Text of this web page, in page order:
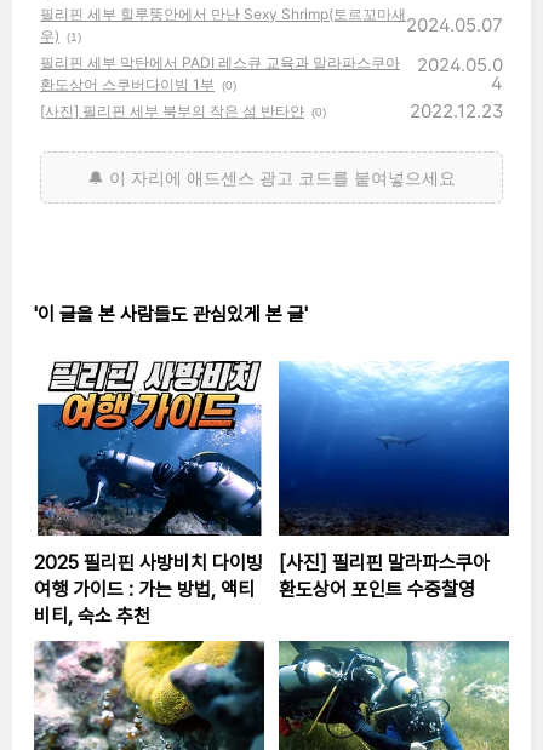
필리핀 세부 힐루뚱안에서 만난 Sexy Shrimp(토르꼬마새
우)
(1)
2024.05.07
필리핀 세부 막탄에서 PADI 레스큐 교육과 말라파스쿠아
환도상어 스쿠버다이빙 1부
(0)
2024.05.0
4
[사진] 필리핀 세부 북부의 작은 섬 반타얀 (0) 2022.12.23
'이 글을 본 사람들도 관심있게 본 글'
2025 필리핀 사방비치 다이빙
여행 가이드 : 가는 방법, 액티
비티, 숙소 추천
[사진] 필리핀 말라파스쿠아
환도상어 포인트 수중찰영